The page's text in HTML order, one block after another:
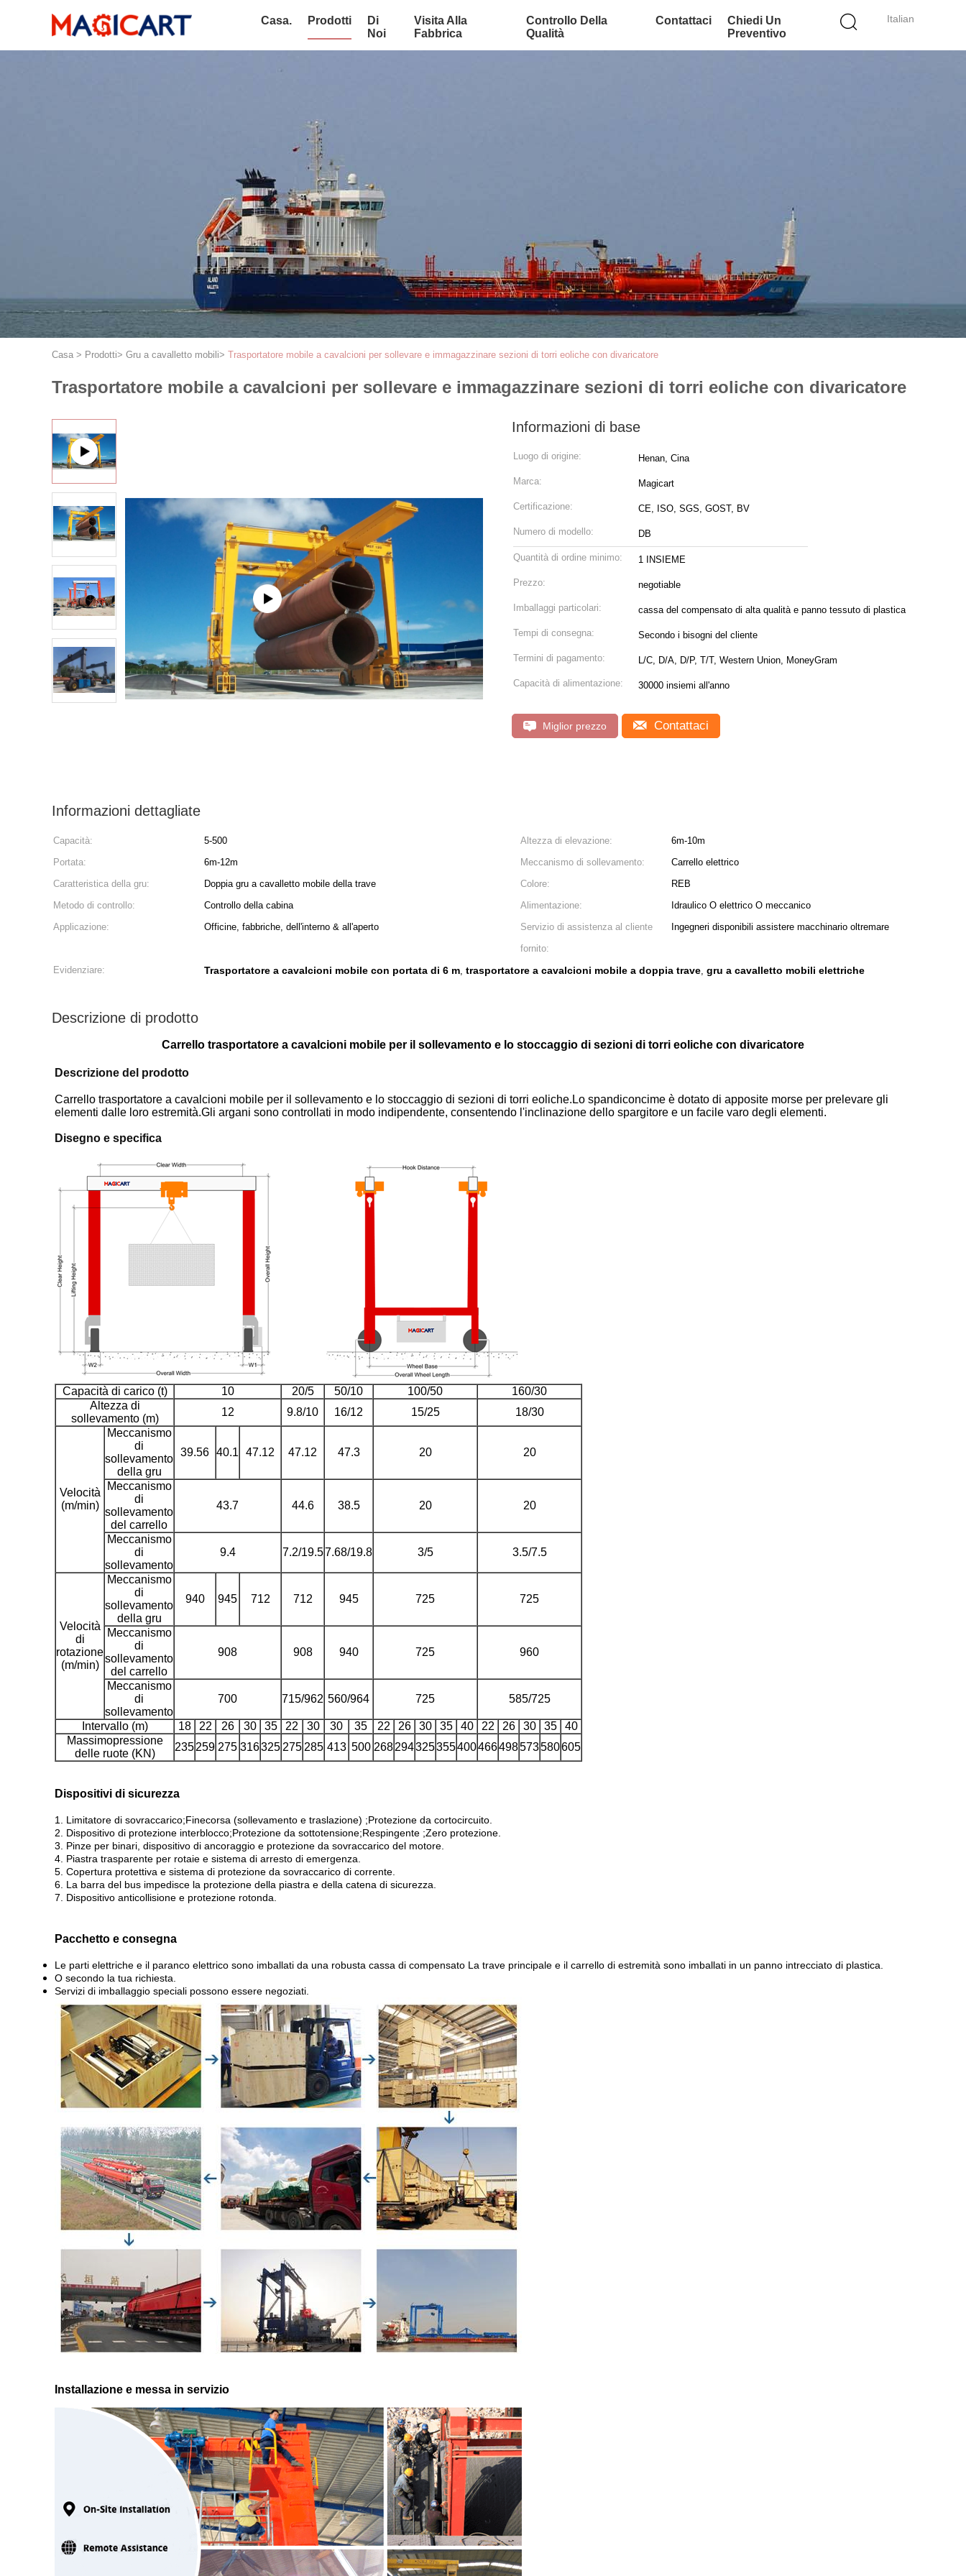
Italian
Casa. Prodotti
Di
Noi
Visita Alla
Fabbrica
Controllo Della
Qualità
Contattaci
Chiedi Un
Preventivo
Casa > Prodotti> Gru a cavalletto mobili> Trasportatore mobile a cavalcioni per sollevare e immagazzinare sezioni di torri eoliche con divaricatore
Trasportatore mobile a cavalcioni per sollevare e immagazzinare sezioni di torri eoliche con divaricatore
Informazioni di base
Luogo di origine: Henan, Cina
Marca: Magicart
Certificazione: CE, ISO, SGS, GOST, BV
Numero di modello: DB
Quantità di ordine minimo: 1 INSIEME
Prezzo: negotiable
Imballaggi particolari: cassa del compensato di alta qualità e panno tessuto di plastica
Tempi di consegna: Secondo i bisogni del cliente
Termini di pagamento: L/C, D/A, D/P, T/T, Western Union, MoneyGram
Capacità di alimentazione: 30000 insiemi all'anno
Miglior prezzo Contattaci
Informazioni dettagliate
Capacità: 5-500 Altezza di elevazione:
6m-10m
Portata:
6m-12m Meccanismo di sollevamento:
Carrello elettrico
Caratteristica della gru:
Doppia gru a cavalletto mobile della trave Colore:
REB
Metodo di controllo:
Controllo della cabina Alimentazione:
Idraulico O elettrico O meccanico
Applicazione:
Officine, fabbriche, dell'interno & all'aperto
Servizio di assistenza al cliente
fornito:
Ingegneri disponibili assistere macchinario oltremare
Evidenziare: Trasportatore a cavalcioni mobile con portata di 6 m, trasportatore a cavalcioni mobile a doppia trave, gru a cavalletto mobili elettriche
Descrizione di prodotto
Carrello trasportatore a cavalcioni mobile per il sollevamento e lo stoccaggio di sezioni di torri eoliche con divaricatore
Descrizione del prodotto
Carrello trasportatore a cavalcioni mobile per il sollevamento e lo stoccaggio di sezioni di torri eoliche.Lo spandiconcime è dotato di apposite morse per prelevare gli
elementi dalle loro estremità.Gli argani sono controllati in modo indipendente, consentendo l'inclinazione dello spargitore e un facile varo degli elementi.
Disegno e specifica
Capacità di carico (t) 10 20/5 50/10 100/50
160/30
Altezza di
sollevamento (m)
12 9.8/10 16/12 15/25 18/30
Velocità
(m/min)
Meccanismo
di
sollevamento
della gru
39.56 40.1 47.12 47.12 47.3 20 20
Meccanismo
di
sollevamento
del carrello
43.7 44.6 38.5 20 20
Meccanismo
di
sollevamento
9.4 7.2/19.57.68/19.8 3/5 3.5/7.5
Velocità
di
rotazione
(m/min)
Meccanismo
di
sollevamento
della gru
940 945 712 712 945 725 725
Meccanismo
di
sollevamento
del carrello
908 908 940 725 960
Meccanismo
di
sollevamento
700 715/962 560/964 725 585/725
Intervallo (m) 18 22 26 30 35 22 30 30 35 22 26 30 35 40 22 26 30 35
40
Massimopressione
delle ruote (KN)
235259 275 316325 275 285 413 500 268294325355400466498573580605
Dispositivi di sicurezza
1. Limitatore di sovraccarico;Finecorsa (sollevamento e traslazione) ;Protezione da cortocircuito.
2. Dispositivo di protezione interblocco;Protezione da sottotensione;Respingente ;Zero protezione.
3. Pinze per binari, dispositivo di ancoraggio e protezione da sovraccarico del motore.
4. Piastra trasparente per rotaie e sistema di arresto di emergenza.
5. Copertura protettiva e sistema di protezione da sovraccarico di corrente.
6. La barra del bus impedisce la protezione della piastra e della catena di sicurezza.
7. Dispositivo anticollisione e protezione rotonda.
Pacchetto e consegna
Le parti elettriche e il paranco elettrico sono imballati da una robusta cassa di compensato La trave principale e il carrello di estremità sono imballati in un panno intrecciato di plastica.
O secondo la tua richiesta.
Servizi di imballaggio speciali possono essere negoziati.
Installazione e messa in servizio